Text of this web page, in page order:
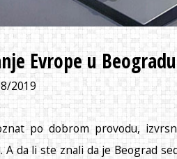
Evrope u Beogradu
2019
po dobrom provodu,
A da li ste znali da je Beograd